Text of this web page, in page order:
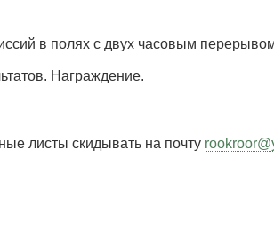
в полях с двух часовым
Награждение.
листы скидывать на почту